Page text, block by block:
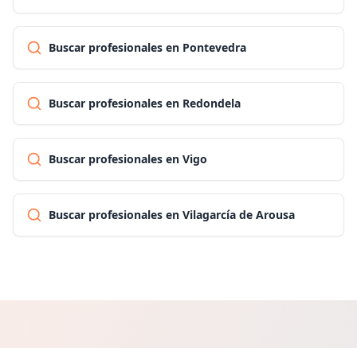
Buscar profesionales en Pontevedra
Buscar profesionales en Redondela
Buscar profesionales en Vigo
Buscar profesionales en Vilagarcía de Arousa